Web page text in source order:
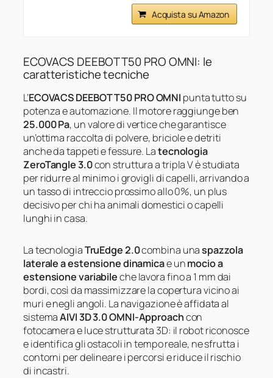
Acquista su Amazon
ECOVACS DEEBOT T50 PRO OMNI: le
caratteristiche tecniche
L’ECOVACS DEEBOT T50 PRO OMNI punta tutto su
potenza e automazione. Il motore raggiunge ben
25.000 Pa, un valore di vertice che garantisce
un’ottima raccolta di polvere, briciole e detriti
anche da tappeti e fessure. Latecnologia
ZeroTangle 3.0con struttura a tripla V è studiata
per ridurre al minimo i grovigli di capelli, arrivando a
un tasso di intreccio prossimo allo 0%, un plus
decisivo per chi ha animali domestici o capelli
lunghi in casa.
La tecnologiaTruEdge 2.0combina unaspazzola
laterale a estensione dinamicae unmocio a
estensione variabileche lavora fino a 1 mm dai
bordi, così da massimizzare la copertura vicino ai
muri e negli angoli. La navigazione è affidata al
sistemaAIVI 3D 3.0 OMNI-Approachcon
fotocamera e luce strutturata 3D: il robot riconosce
e identifica gli ostacoli in tempo reale, ne sfrutta i
contorni per delineare i percorsi e riduce il rischio
di incastri.